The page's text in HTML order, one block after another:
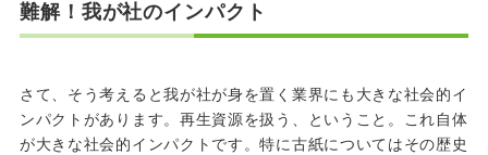
難解！我が社のインパクト
さて、そう考えると我が社が身を置く業界にも大きな社会的イ
ンパクトがあります。再生資源を扱う、ということ。これ自体
が大きな社会的インパクトです。特に古紙についてはその歴史